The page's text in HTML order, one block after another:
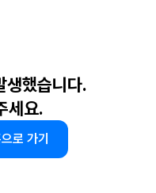
생했습니다.
세요.
로 가기